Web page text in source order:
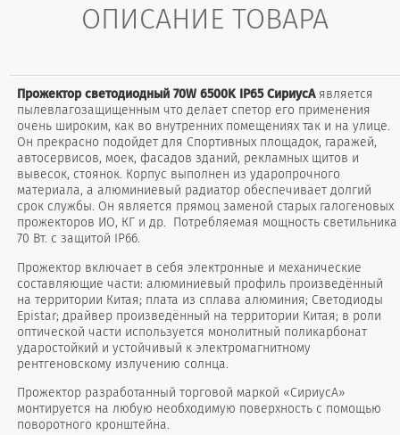
ОПИСАНИЕ ТОВАРА
Прожектор светодиодный 70W 6500K IP65 СириусАявляется
пылевлагозащищенным что делает спетор его применения
очень широким, как во внутренних помещениях так и на улице.
Он прекрасно подойдет для Спортивных площадок, гаражей,
автосервисов, моек, фасадов зданий, рекламных щитов и
вывесок, стоянок. Корпус выполнен из ударопрочного
материала, а алюминиевый радиатор обеспечивает долгий
срок службы. Он является прямоц заменой старых галогеновых
прожекторов ИО, КГ и др. Потребляемая мощность светильника
70 Вт. с защитой IP66.
Прожектор включает в себя электронные и механические
составляющие части: алюминиевый профиль произведённый
на территории Китая; плата из сплава алюминия; Светодиоды
Epistar; драйвер произведённый на территории Китая; в роли
оптической части используется монолитный поликарбонат
ударостойкий и устойчивый к электромагнитному
рентгеновскому излучению солнца.
Прожектор разработанный торговой маркой «СириусА»
монтируется на любую необходимую поверхность с помощью
поворотного кронштейна.